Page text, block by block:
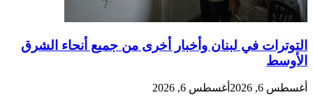
التوترات في لبنان وأخبار أخرى من جميع أنحاء الشرق
الأوسط
أغسطس 6, 2026 أغسطس 6, 2026